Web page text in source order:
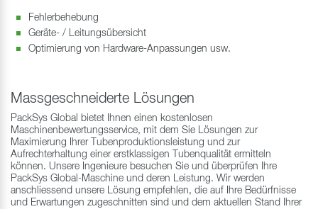
Fehlerbehebung
Geräte- / Leitungsübersicht
Optimierung von Hardware-Anpassungen usw.
Massgeschneiderte Lösungen
PackSys Global bietet Ihnen einen kostenlosen
Maschinenbewertungsservice, mit dem Sie Lösungen zur
Maximierung Ihrer Tubenproduktionsleistung und zur
Aufrechterhaltung einer erstklassigen Tubenqualität ermitteln
können. Unsere Ingenieure besuchen Sie und überprüfen Ihre
PackSys Global-Maschine und deren Leistung. Wir werden
anschliessend unsere Lösung empfehlen, die auf Ihre Bedürfnisse
und Erwartungen zugeschnitten sind und dem aktuellen Stand Ihrer